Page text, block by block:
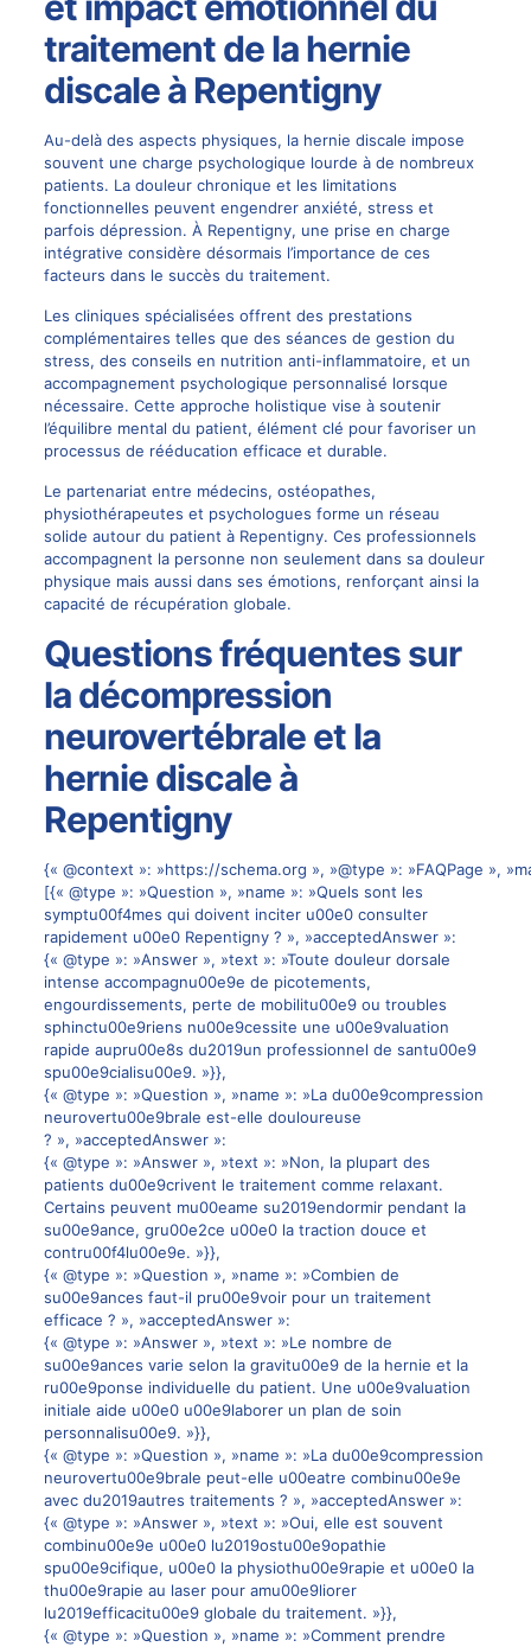
traitement de la hernie
discale à Repentigny
Au-delà des aspects physiques, la hernie discale impose
souvent une charge psychologique lourde à de nombreux
patients. La douleur chronique et les limitations
fonctionnelles peuvent engendrer anxiété, stress et
parfois dépression. À Repentigny, une prise en charge
intégrative considère désormais l’importance de ces
facteurs dans le succès du traitement.
Les cliniques spécialisées offrent des prestations
complémentaires telles que des séances de gestion du
stress, des conseils en nutrition anti-inflammatoire, et un
accompagnement psychologique personnalisé lorsque
nécessaire. Cette approche holistique vise à soutenir
l’équilibre mental du patient, élément clé pour favoriser un
processus de rééducation efficace et durable.
Le partenariat entre médecins, ostéopathes,
physiothérapeutes et psychologues forme un réseau
solide autour du patient à Repentigny. Ces professionnels
accompagnent la personne non seulement dans sa douleur
physique mais aussi dans ses émotions, renforçant ainsi la
capacité de récupération globale.
Questions fréquentes sur
la décompression
neurovertébrale et la
hernie discale à
Repentigny
{« @context »: »https://schema.org », »@type »: »FAQPage »,
[{« @type »: »Question », »name »: »Quels sont les
symptu00f4mes qui doivent inciter u00e0 consulter
rapidement u00e0 Repentigny ? », »acceptedAnswer »:
{« @type »: »Answer », »text »: »Toute douleur dorsale
intense accompagnu00e9e de picotements,
engourdissements, perte de mobilitu00e9 ou troubles
sphinctu00e9riens nu00e9cessite une u00e9valuation
rapide aupru00e8s du2019un professionnel de santu00e9
spu00e9cialisu00e9. »}},
{« @type »: »Question », »name »: »La du00e9compression
neurovertu00e9brale est-elle douloureuse
? », »acceptedAnswer »:
{« @type »: »Answer », »text »: »Non, la plupart des
patients du00e9crivent le traitement comme relaxant.
Certains peuvent mu00eame su2019endormir pendant la
su00e9ance, gru00e2ce u00e0 la traction douce et
contru00f4lu00e9e. »}},
{« @type »: »Question », »name »: »Combien de
su00e9ances faut-il pru00e9voir pour un traitement
efficace ? », »acceptedAnswer »:
{« @type »: »Answer », »text »: »Le nombre de
su00e9ances varie selon la gravitu00e9 de la hernie et la
ru00e9ponse individuelle du patient. Une u00e9valuation
initiale aide u00e0 u00e9laborer un plan de soin
personnalisu00e9. »}},
{« @type »: »Question », »name »: »La du00e9compression
neurovertu00e9brale peut-elle u00eatre combinu00e9e
avec du2019autres traitements ? », »acceptedAnswer »:
{« @type »: »Answer », »text »: »Oui, elle est souvent
combinu00e9e u00e0 lu2019ostu00e9opathie
spu00e9cifique, u00e0 la physiothu00e9rapie et u00e0 la
thu00e9rapie au laser pour amu00e9liorer
lu2019efficacitu00e9 globale du traitement. »}},
{« @type »: »Question », »name »: »Comment prendre